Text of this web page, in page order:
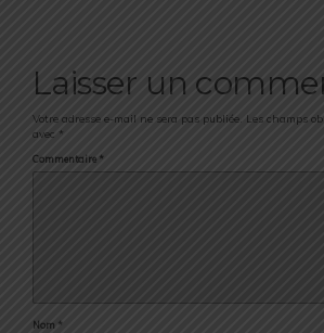
Laisser un
Votre adresse e-mail ne sera pas publiée. Les champs
avec *
Commentaire *
Nom *